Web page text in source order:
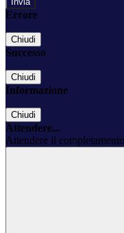
Errore
Chiudi
Successo
Chiudi
Informazione
Chiudi
Attendere...
Attendere il